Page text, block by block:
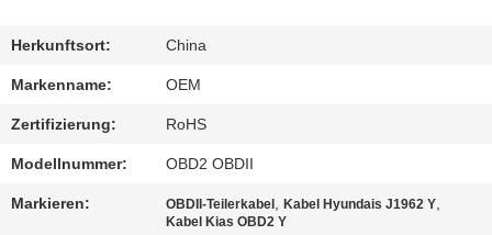
SIE
MIT
UNS
IN
VERBINDUNG
Herkunftsort: China
Markenname: OEM
Zertifizierung: RoHS
Modellnummer: OBD2 OBDII
Markieren: OBDII-Teilerkabel ,Kabel Hyundais J1962 Y,
Kabel Kias OBD2 Y